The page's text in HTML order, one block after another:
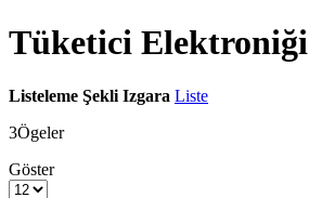
Tüketici Elektroniği
Listeleme Şekli Izgara Liste
3Ögeler
Göster